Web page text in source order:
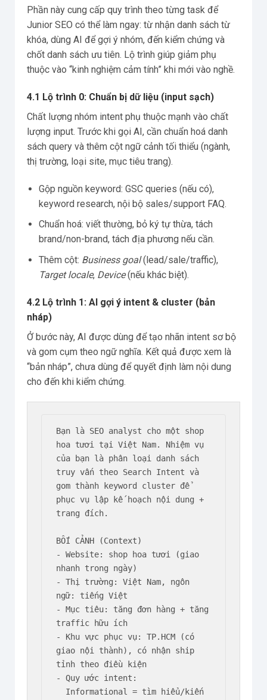
Phần này cung cấp quy trình theo từng task để
Junior SEO có thể làm ngay: từ nhận danh sách từ
khóa, dùng AI để gợi ý nhóm, đến kiểm chứng và
chốt danh sách ưu tiên. Lộ trình giúp giảm phụ
thuộc vào “kinh nghiệm cảm tính” khi mới vào nghề.
4.1 Lộ trình 0: Chuẩn bị dữ liệu (input sạch)
Chất lượng nhóm intent phụ thuộc mạnh vào chất
lượng input. Trước khi gọi AI, cần chuẩn hoá danh
sách query và thêm cột ngữ cảnh tối thiểu (ngành,
thị trường, loại site, mục tiêu trang).
Gộp nguồn keyword: GSC queries (nếu có),
keyword research, nội bộ sales/support FAQ.
Chuẩn hoá: viết thường, bỏ ký tự thừa, tách
brand/non-brand, tách địa phương nếu cần.
Thêm cột: Business goal(lead/sale/traffic),
Target locale, Device(nếu khác biệt).
4.2 Lộ trình 1: AI gợi ý intent & cluster (bản
nháp)
Ở bước này, AI được dùng để tạo nhãn intent sơ bộ
và gom cụm theo ngữ nghĩa. Kết quả được xem là
“bản nháp”, chưa dùng để quyết định làm nội dung
cho đến khi kiểm chứng.
Bạn là SEO analyst cho một shop
hoa tươi tại Việt Nam. Nhiệm vụ
của bạn là phân loại danh sách
truy vấn theo Search Intent và
gom thành keyword cluster để
phục vụ lập kế hoạch nội dung +
trang đích.
BỐI CẢNH (Context)
- Website: shop hoa tươi (giao
nhanh trong ngày)
- Thị trường: Việt Nam, ngôn
ngữ: tiếng Việt
- Mục tiêu: tăng đơn hàng + tăng
traffic hữu ích
- Khu vực phục vụ: TP.HCM (có
giao nội thành), có nhận ship
tỉnh theo điều kiện
- Quy ước intent: